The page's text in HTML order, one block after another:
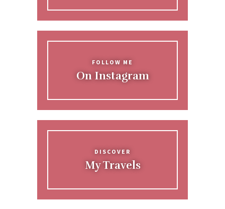
FOLLOW ME
On Instagram
DISCOVER
My Travels